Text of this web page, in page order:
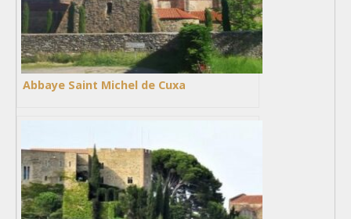
Abbaye Saint Michel de Cuxa